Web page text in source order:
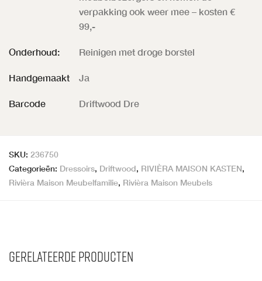
verpakking ook weer mee – kosten €
99,-
Onderhoud: Reinigen met droge borstel
Handgemaakt Ja
Barcode Driftwood Dre
SKU: 236750
Categorieën: Dressoirs, Driftwood, RIVIÈRA MAISON KASTEN,
Rivièra Maison Meubelfamilie, Rivièra Maison Meubels
Gerelateerde producten